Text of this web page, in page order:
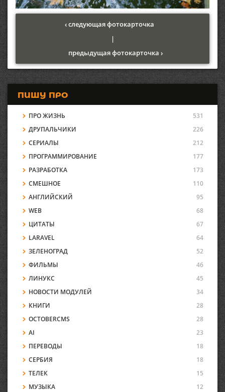
‹ следующая фотокарточка
|
предыдущая фотокарточка ›
ПИШУ ПРО
ПРО ЖИЗНЬ
531
ДРУПАЛЬЧИКИ
226
СЕРИАЛЫ
212
ПРОГРАММИРОВАНИЕ
177
РАЗРАБОТКА
173
СМЕШНОЕ
110
АНГЛИЙСКИЙ
95
WEB
68
ЦИТАТЫ
67
LARAVEL
64
ЗЕЛЕНОГРАД
52
ФИЛЬМЫ
46
ЛИНУКС
45
НОВОСТИ МОДУЛЕЙ
34
КНИГИ
28
OCTOBERCMS
28
AI
23
ПЕРЕВОДЫ
18
СЕРБИЯ
18
ТЕЛЕК
15
МУЗЫКА
12